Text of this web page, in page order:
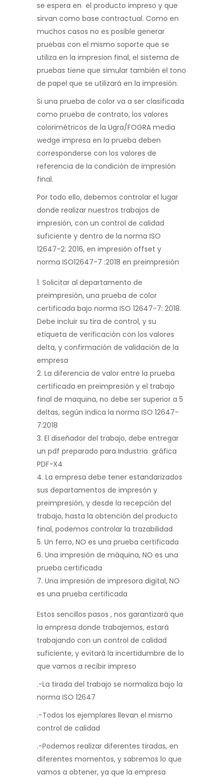
se espera en el producto impreso y que
sirvan como base contractual. Como en
muchos casos no es posible generar
pruebas con el mismo soporte que se
utiliza en la impresion final, el sistema de
pruebas tiene que simular también el tono
de papel que se utilizará en la impresión.
Si una prueba de color va a ser clasificada
como prueba de contrato, los valores
colorimétricos de la Ugra/FOGRA media
wedge impresa en la prueba deben
corresponderse con los valores de
referencia de la condición de impresión
final.
Por todo ello, debemos controlar el lugar
donde realizar nuestros trabajos de
impresión, con un control de calidad
suficiente y dentro de la norma ISO
12647-2: 2016, en impresión offset y
norma ISO12647-7 :2018 en preimpresión
Solicitar al departamento de
preimpresión, una prueba de color
certificada bajo norma ISO 12647-7: 2018.
Debe incluir su tira de control, y su
etiqueta de verificación con los valores
delta, y confirmación de validación de la
empresa
La diferencia de valor entre la prueba
certificada en preimpresión y el trabajo
final de maquina, no debe ser superior a 5
deltas, según indica la norma ISO 12647-
7:2018
El diseñador del trabajo, debe entregar
un pdf preparado para Industria gráfica
PDF-X4
La empresa debe tener estandarizados
sus departamentos de impresón y
preimpresión, y desde la recepción del
trabajo, hasta la obtención del producto
final, podemos controlar la trazabilidad
Un ferro, NO es una prueba certificada
Una impresión de máquina, NO es una
prueba certificada
Una impresión de impresora digital, NO
es una prueba certificada
Estos sencillos pasos , nos garantizará que
la empresa donde trabajemos, estará
trabajando con un control de calidad
suficiente, y evitará la incertidumbre de lo
que vamos a recibir impreso
.-La tirada del trabajo se normaliza bajo la
norma ISO 12647
.-Todos los ejemplares llevan el mismo
control de calidad
.-Podemos realizar diferentes tiradas, en
diferentes momentos, y sabremos lo que
vamos a obtener, ya que la empresa